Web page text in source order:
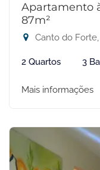
Apartamento
87m²
Canto do
2 Quartos 3
Mais informações